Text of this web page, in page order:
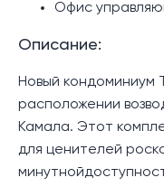
Офис
Описание:
Новый кондоминиум
расположении
Камала. Этот
для ценителей